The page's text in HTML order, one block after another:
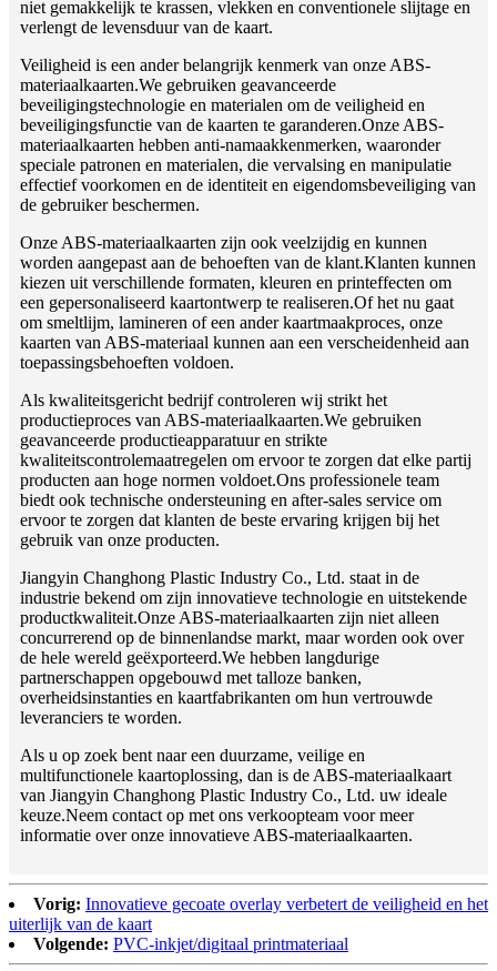
niet gemakkelijk te krassen, vlekken en conventionele slijtage en
verlengt de levensduur van de kaart.
Veiligheid is een ander belangrijk kenmerk van onze ABS-
materiaalkaarten.We gebruiken geavanceerde
beveiligingstechnologie en materialen om de veiligheid en
beveiligingsfunctie van de kaarten te garanderen.Onze ABS-
materiaalkaarten hebben anti-namaakkenmerken, waaronder
speciale patronen en materialen, die vervalsing en manipulatie
effectief voorkomen en de identiteit en eigendomsbeveiliging van
de gebruiker beschermen.
Onze ABS-materiaalkaarten zijn ook veelzijdig en kunnen
worden aangepast aan de behoeften van de klant.Klanten kunnen
kiezen uit verschillende formaten, kleuren en printeffecten om
een ​​gepersonaliseerd kaartontwerp te realiseren.Of het nu gaat
om smeltlijm, lamineren of een ander kaartmaakproces, onze
kaarten van ABS-materiaal kunnen aan een verscheidenheid aan
toepassingsbehoeften voldoen.
Als kwaliteitsgericht bedrijf controleren wij strikt het
productieproces van ABS-materiaalkaarten.We gebruiken
geavanceerde productieapparatuur en strikte
kwaliteitscontrolemaatregelen om ervoor te zorgen dat elke partij
producten aan hoge normen voldoet.Ons professionele team
biedt ook technische ondersteuning en after-sales service om
ervoor te zorgen dat klanten de beste ervaring krijgen bij het
gebruik van onze producten.
Jiangyin Changhong Plastic Industry Co., Ltd. staat in de
industrie bekend om zijn innovatieve technologie en uitstekende
productkwaliteit.Onze ABS-materiaalkaarten zijn niet alleen
concurrerend op de binnenlandse markt, maar worden ook over
de hele wereld geëxporteerd.We hebben langdurige
partnerschappen opgebouwd met talloze banken,
overheidsinstanties en kaartfabrikanten om hun vertrouwde
leveranciers te worden.
Als u op zoek bent naar een duurzame, veilige en
multifunctionele kaartoplossing, dan is de ABS-materiaalkaart
van Jiangyin Changhong Plastic Industry Co., Ltd. uw ideale
keuze.Neem contact op met ons verkoopteam voor meer
informatie over onze innovatieve ABS-materiaalkaarten.
Vorig: Innovatieve gecoate overlay verbetert de veiligheid en het
uiterlijk van de kaart
Volgende: PVC-inkjet/digitaal printmateriaal